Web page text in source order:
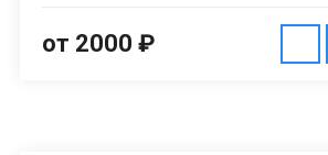
от 2000 ₽